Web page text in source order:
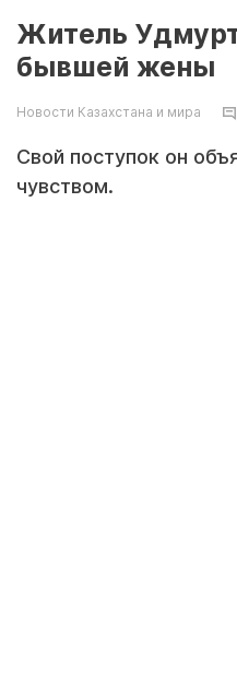
Житель
бывшей жены
Новости Казахстана и мира
Свой поступок он
чувством.